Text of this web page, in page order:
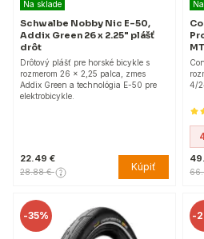
Na sklade
Schwalbe Nobby Nic E-50,
Addix Green 26 x 2.25" plášť
drôt
Drôtový plášť pre horské bicykle s
rozmerom 26 x 2,25 palca, zmes
Addix Green a technológia E-50 pre
elektrobicykle.
22.49 €
28.88 € Kúpiť
4/
-35% -